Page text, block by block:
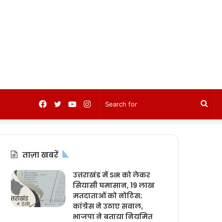
Instagram
YouTube
Twitter
Facebook
ताज़ा खबरें
उत्तराखंड में SIR को लेकर
सियासी घमासान, 19 लाख
मतदाताओं को नोटिस;
कांग्रेस ने उठाए सवाल,
भाजपा ने बताया नियमित